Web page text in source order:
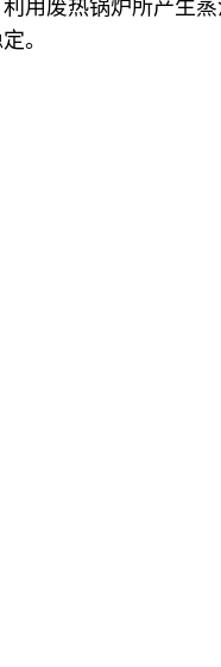
用废热锅炉所产生
。